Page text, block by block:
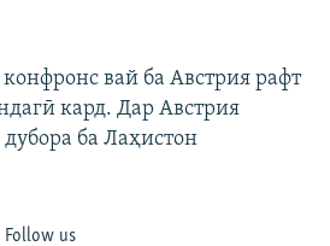
вай ба Австрия рафт
кард. Дар Австрия
ба Лаҳистон
Follow us